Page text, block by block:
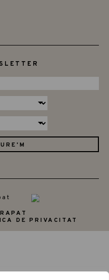
DE PRIVACITAT